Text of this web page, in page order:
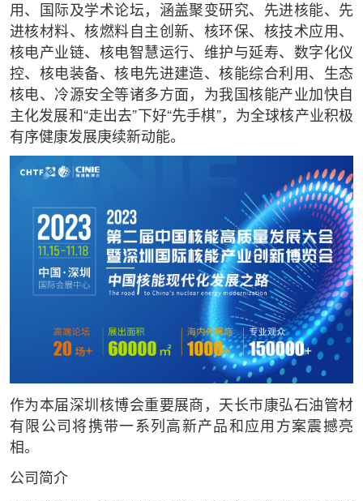
用、国际及学术论坛，涵盖聚变研究、先进核能、先
进核材料、核燃料自主创新、核环保、核技术应用、
核电产业链、核电智慧运行、维护与延寿、数字化仪
控、核电装备、核电先进建造、核能综合利用、生态
核电、冷源安全等诸多方面，为我国核能产业加快自
主化发展和“走出去”下好“先手棋”，为全球核产业积极
有序健康发展庚续新动能。
作为本届深圳核博会重要展商，天长市康弘石油管材
有限公司将携带一系列高新产品和应用方案震撼亮
相。
公司简介